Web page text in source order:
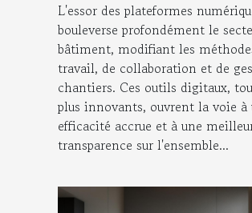
L'essor des plateformes
bouleverse profondément le
bâtiment, modifiant les
travail, de collaboration et de
chantiers. Ces outils digitaux,
plus innovants, ouvrent la voie à
efficacité accrue et à une
transparence sur l'ensemble...